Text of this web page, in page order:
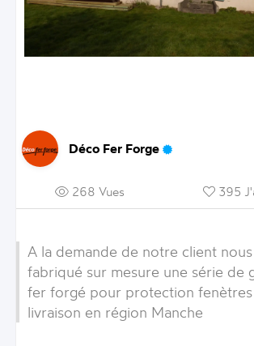
Déco Fer Forge
268 Vues 395
A la demande de notre client
fabriqué sur mesure une série de
fer forgé pour protection fenètres
livraison en région Manche